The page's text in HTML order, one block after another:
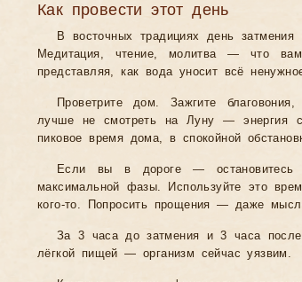
Как провести этот день
В восточных традициях день
Медитация, чтение, молитва — что
представляя, как вода уносит всё
Проветрите дом. Зажгите
лучше не смотреть на Луну — энергия
пиковое время дома, в спокойной
Если вы в дороге —
максимальной фазы. Используйте это
кого-то. Попросить прощения — даже
За 3 часа до затмения и 3 часа
лёгкой пищей — организм сейчас уязвим.